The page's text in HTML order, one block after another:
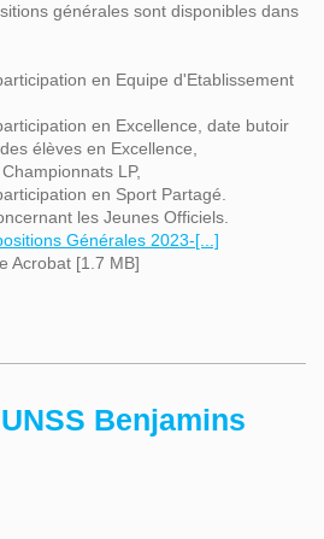
générales sont disponibles dans
en Equipe d'Etablissement
en Excellence, date butoir
élèves en Excellence,
LP,
en Sport Partagé.
les Jeunes Officiels.
Générales 2023-[...]
Acrobat [1.7 MB]
Benjamins